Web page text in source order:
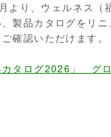
より、ウェルネス（
製品カタログをリニ
確認いただけます。
カタログ2026」 グ